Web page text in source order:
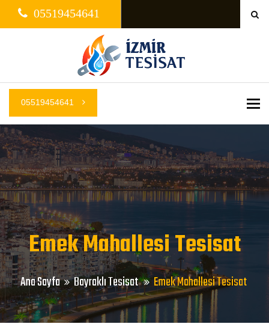
05519454641
05519454641
Emek Mahallesi Tesisat
Ana Sayfa Bayraklı Tesisat Emek Mahallesi Tesisat